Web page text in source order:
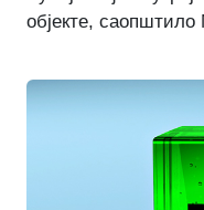
објекте,